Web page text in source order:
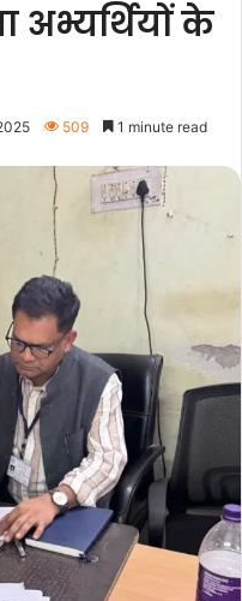
अभ्यर्थियों के
509 1 minute read